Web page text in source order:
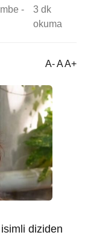
-
3 dk
okuma
A- A A+
isimli diziden